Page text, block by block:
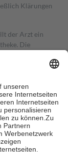
Klärungen
der Arzt ein
Die
als Zuzahlung
von zehn
fünf Euround
die tatsächlichen
Apotheken.
die
je